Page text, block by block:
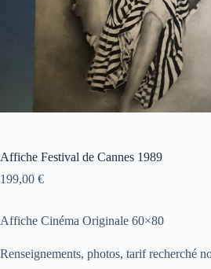
Affiche Festival de Cannes 1989
199,00 €
Affiche Cinéma Originale 60×80
Renseignements, photos, tarif recherché